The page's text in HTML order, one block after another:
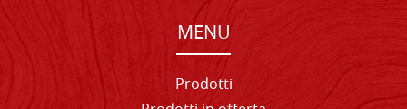
MENU
Prodotti